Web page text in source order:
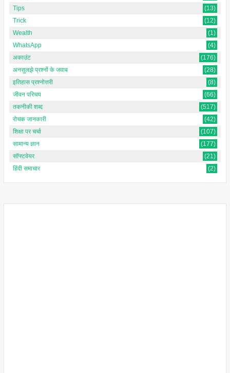
Tips
(13)
Trick
(12)
Wealth
(1)
WhatsApp
(4)
अकाउंट
(176)
अनसुलझे प्रश्नों के जवाब
(28)
इतिहास प्रश्नोत्तरी
(8)
जीवन परिचय
(66)
तकनीकी शब्द
(517)
रोचक जानकारी
(42)
शिक्षा पर चर्चा
(107)
सामान्य ज्ञान
(177)
सॉफ्टवेयर
(21)
हिंदी समाचार
(2)